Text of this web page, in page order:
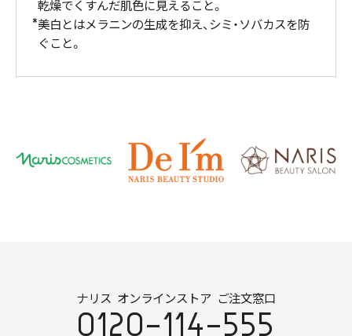
乾燥でくすんだ肌色に見えること。
美白とはメラニンの生成を抑え、シミ・ソバカスを防
ぐこと。
ナリス オンラインストア ご注文窓口
0120-114-555